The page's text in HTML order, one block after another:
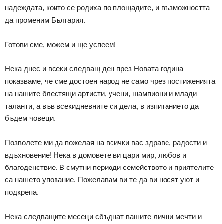
надеждата, които се родиха по площадите, и възможността
да променим България.
Готови сме, можем и ще успеем!
Нека днес и всеки следващ ден през Новата година
показваме, че сме достоен народ не само чрез постиженията
на нашите блестящи артисти, учени, шампиони и млади
таланти, а във всекидневните си дела, в изпитанието да
бъдем човеци.
Позволете ми да пожелая на всички вас здраве, радости и
вдъхновение! Нека в домовете ви цари мир, любов и
благоденствие. В смутни периоди семейството и приятелите
са нашето упование. Пожелавам ви те да ви носят уют и
подкрепа.
Нека следващите месеци сбъднат вашите лични мечти и